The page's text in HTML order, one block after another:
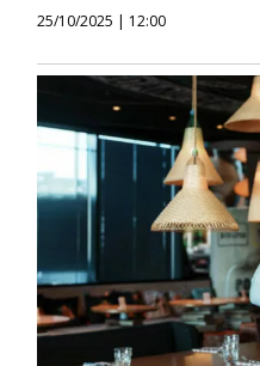
25/10/2025 | 12:00